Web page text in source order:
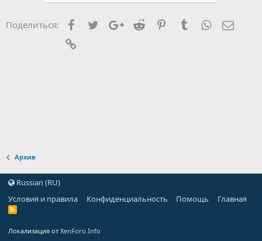
Поделиться: FacebookTwitterGoogle+
Reddit PinterestTumblrWhatsApp
Архив
Russian (RU)
Условия и правила
Конфиденциальность Помощь Главная
Локализация от XenForo.Info